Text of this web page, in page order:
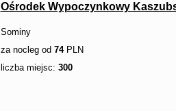
Ośrodek Wypoczynkowy
Sominy
za nocleg od 74PLN
liczba miejsc: 300